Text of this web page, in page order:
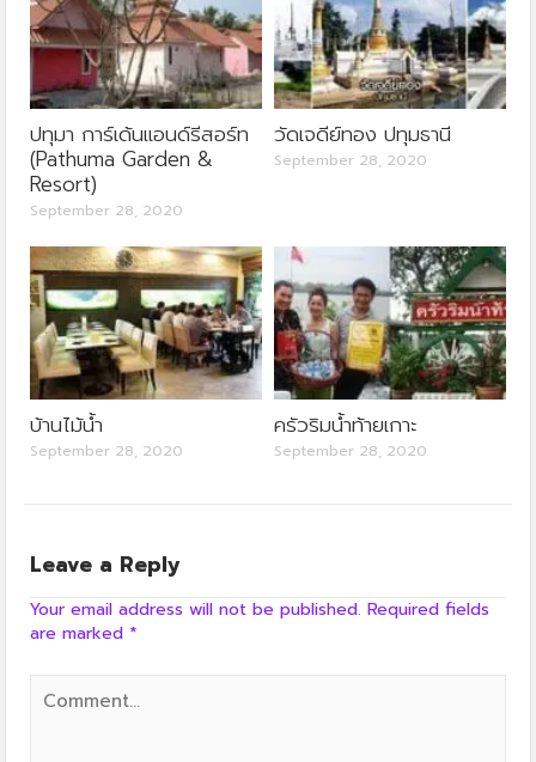
ปทุมา การ์เด้นแอนด์รีสอร์ท
(Pathuma Garden &
Resort)
September 28, 2020
วัดเจดีย์ทอง ปทุมธานี
September 28, 2020
บ้านไม้น้ำ
September 28, 2020
ครัวริมน้ำท้ายเกาะ
September 28, 2020
Leave a Reply
Your email address will not be published. Required fields
are marked *